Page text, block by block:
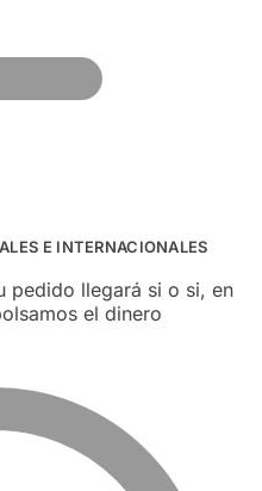
E INTERNACIONALES
pedido llegará si o si, en
el dinero